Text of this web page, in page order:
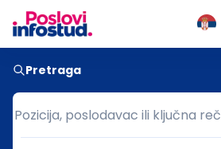
Pretraga
Pozicija, poslodavac ili ključna reč
Pozicija, poslodavac ili ključna reč